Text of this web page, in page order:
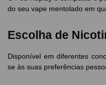
do seu vape mentolado em
Escolha de
Disponível em diferentes
se às suas preferências